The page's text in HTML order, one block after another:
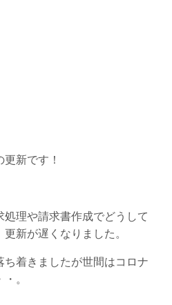
新です！
理や請求書作成でどうして
新が遅くなりました。
着きましたが世間はコロナ
。